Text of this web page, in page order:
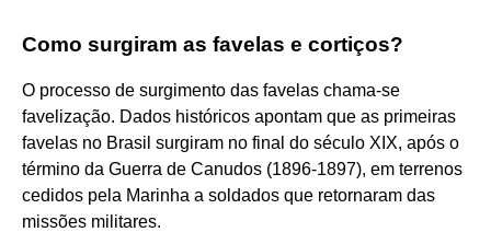
Como surgiram as favelas e cortiços?
O processo de surgimento das favelas chama-se
favelização. Dados históricos apontam que as primeiras
favelas no Brasil surgiram no final do século XIX, após o
término da Guerra de Canudos (1896-1897), em terrenos
cedidos pela Marinha a soldados que retornaram das
missões militares.